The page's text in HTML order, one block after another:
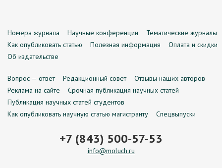
Номера журнала Научные конференции
Тематические журналы
Как опубликовать статью
Полезная информация
Оплата и скидки
Об издательстве
Вопрос — ответ Редакционный совет
Отзывы наших авторов
Реклама на сайте
Срочная публикация научных статей
Публикация научных статей студентов
Как опубликовать научную статью магистранту
Спецвыпуски
+7 (843) 500-57-53
info@moluch.ru